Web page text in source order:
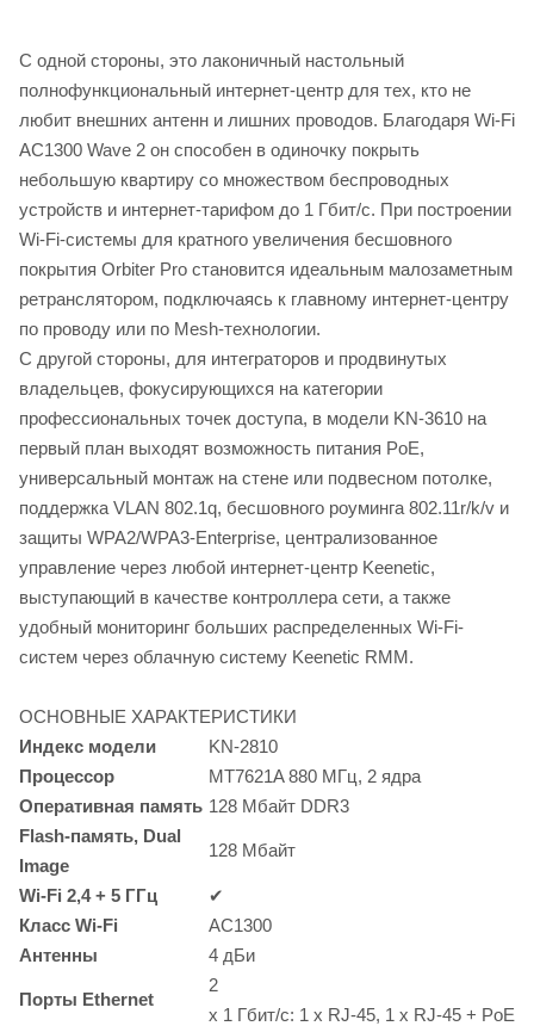
С одной стороны, это лаконичный настольный
полнофункциональный интернет-центр для тех, кто не
любит внешних антенн и лишних проводов. Благодаря Wi-Fi
AC1300 Wave 2 он способен в одиночку покрыть
небольшую квартиру со множеством беспроводных
устройств и интернет-тарифом до 1 Гбит/с. При построении
Wi-Fi-системы для кратного увеличения бесшовного
покрытия Orbiter Pro становится идеальным малозаметным
ретранслятором, подключаясь к главному интернет-центру
по проводу или по Mesh-технологии.
С другой стороны, для интеграторов и продвинутых
владельцев, фокусирующихся на категории
профессиональных точек доступа, в модели KN-3610 на
первый план выходят возможность питания PoE,
универсальный монтаж на стене или подвесном потолке,
поддержка VLAN 802.1q, бесшовного роуминга 802.11r/k/v и
защиты WPA2/WPA3-Enterprise, централизованное
управление через любой интернет-центр Keenetic,
выступающий в качестве контроллера сети, а также
удобный мониторинг больших распределенных Wi-Fi-
систем через облачную систему Keenetic RMM.
ОСНОВНЫЕ ХАРАКТЕРИСТИКИ
Индекс модели
KN-2810
Процессор
MT7621A 880 МГц, 2 ядра
Оперативная память 128 Мбайт DDR3
Flash-память, Dual
Image
128 Мбайт
Wi-Fi 2,4 + 5 ГГц
✔
Класс Wi-Fi
AC1300
Антенны
4 дБи
Порты Ethernet
2
x 1 Гбит/с: 1 x RJ-45, 1 x RJ-45 + PoE